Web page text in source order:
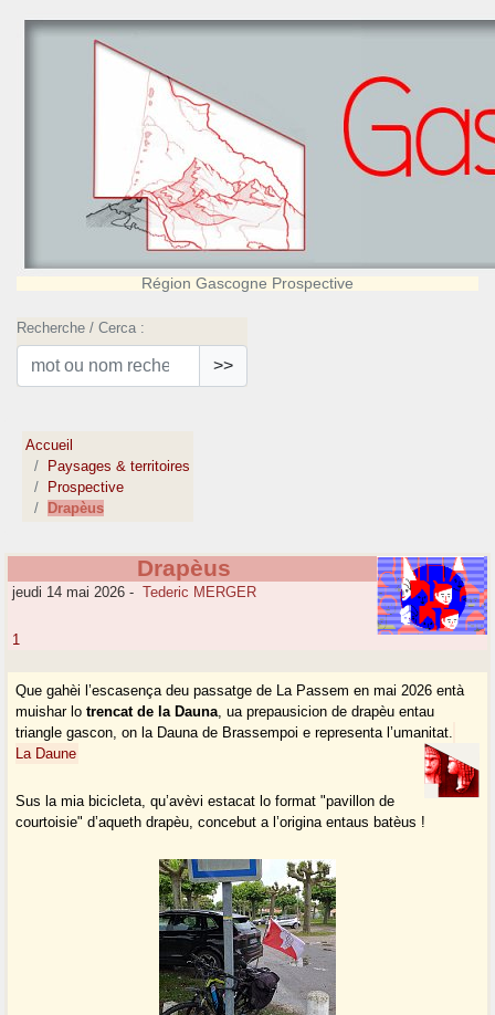
Région Gascogne Prospective
Recherche / Cerca :
>>
Accueil
Paysages & territoires
Prospective
Drapèus
Drapèus
jeudi 14 mai 2026 - Tederic MERGER
1
Que gahèi l’escasença deu passatge de La Passem en mai 2026 entà
muishar lotrencat de la Dauna, ua prepausicion de drapèu entau
triangle gascon, on la Dauna de Brassempoi e representa l’umanitat.
La Daune
Sus la mia bicicleta, qu’avèvi estacat lo format "pavillon de
courtoisie" d’aqueth drapèu, concebut a l’origina entaus batèus !